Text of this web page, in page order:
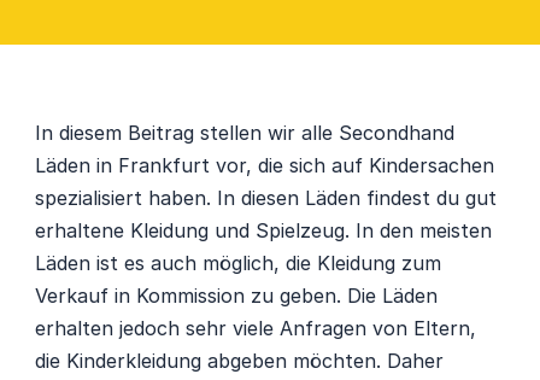
In diesem Beitrag stellen wir alle Secondhand
Läden in Frankfurt vor, die sich auf Kindersachen
spezialisiert haben. In diesen Läden findest du gut
erhaltene Kleidung und Spielzeug. In den meisten
Läden ist es auch möglich, die Kleidung zum
Verkauf in Kommission zu geben. Die Läden
erhalten jedoch sehr viele Anfragen von Eltern,
die Kinderkleidung abgeben möchten. Daher